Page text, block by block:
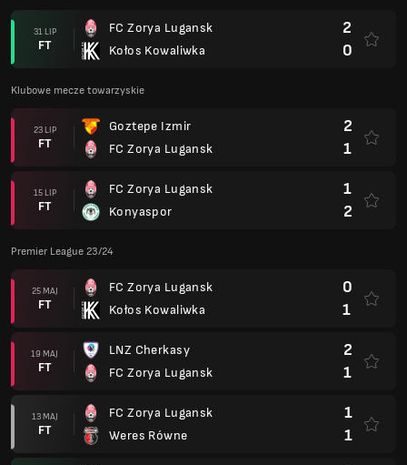
31 LIP
FT
FC Zorya Lugansk
Kołos Kowaliwka
2
0
Klubowe mecze towarzyskie
23 LIP
FT
Goztepe Izmir
FC Zorya Lugansk
2
1
15 LIP
FT
FC Zorya Lugansk
Konyaspor
1
2
Premier League 23/24
25 MAJ
FT
FC Zorya Lugansk
Kołos Kowaliwka
0
1
19 MAJ
FT
LNZ Cherkasy
FC Zorya Lugansk
2
1
13 MAJ
FT
FC Zorya Lugansk
Weres Równe
1
1